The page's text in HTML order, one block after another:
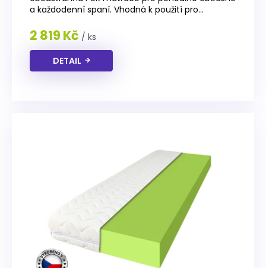
3,8
z
5
hvězdiček.
a každodenní spaní. Vhodná k použití pro...
2 819 Kč / ks
DETAIL